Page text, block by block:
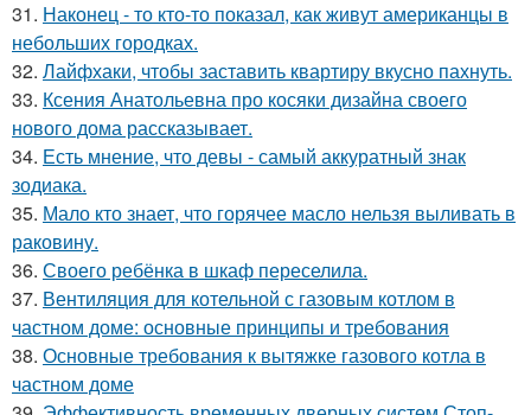
31. Наконец - то кто-то показал, как живут американцы в
небольших городках.
32. Лайфхаки, чтобы заставить квартиру вкусно пахнуть.
33. Ксения Анатольевна про косяки дизайна своего
нового дома рассказывает.
34. Есть мнение, что девы - самый аккуратный знак
зодиака.
35. Мало кто знает, что горячее масло нельзя выливать в
раковину.
36. Своего ребёнка в шкаф переселила.
37. Вентиляция для котельной с газовым котлом в
частном доме: основные принципы и требования
38. Основные требования к вытяжке газового котла в
частном доме